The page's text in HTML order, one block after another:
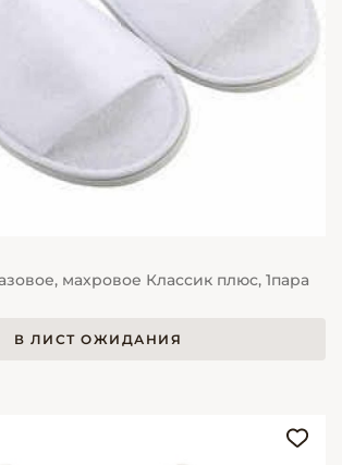
махровое Классик плюс, 1пара
В ЛИСТ ОЖИДАНИЯ